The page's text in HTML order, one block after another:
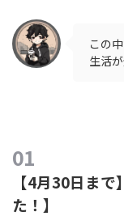
この
生活
【4月30日ま
た！】